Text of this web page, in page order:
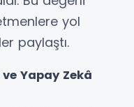
yol
paylaştı.
Yapay Zekâ